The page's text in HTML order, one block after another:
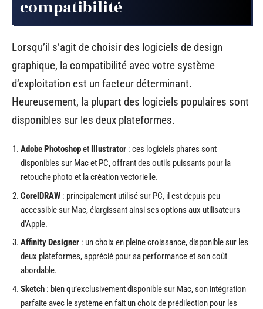
compatibilité
Lorsqu’il s’agit de choisir des logiciels de design
graphique, la compatibilité avec votre système
d’exploitation est un facteur déterminant.
Heureusement, la plupart des logiciels populaires sont
disponibles sur les deux plateformes.
Adobe Photoshopet Illustrator : ces logiciels phares sont
disponibles sur Mac et PC, offrant des outils puissants pour la
retouche photo et la création vectorielle.
CorelDRAW : principalement utilisé sur PC, il est depuis peu
accessible sur Mac, élargissant ainsi ses options aux utilisateurs
d’Apple.
Affinity Designer : un choix en pleine croissance, disponible sur les
deux plateformes, apprécié pour sa performance et son coût
abordable.
Sketch : bien qu’exclusivement disponible sur Mac, son intégration
parfaite avec le système en fait un choix de prédilection pour les